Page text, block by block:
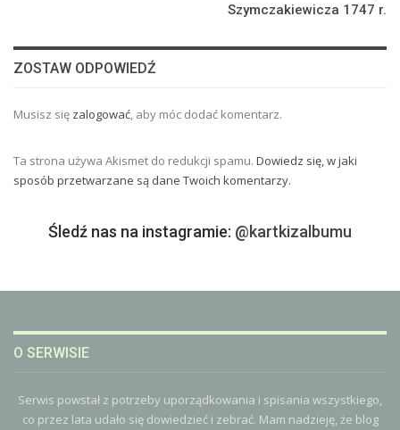
Szymczakiewicza 1747 r.
ZOSTAW ODPOWIEDŹ
Musisz się zalogować, aby móc dodać komentarz.
Ta strona używa Akismet do redukcji spamu. Dowiedz się, w jaki
sposób przetwarzane są dane Twoich komentarzy.
Śledź nas na instagramie: @kartkizalbumu
O SERWISIE
Serwis powstał z potrzeby uporządkowania i spisania wszystkiego,
co przez lata udało się dowiedzieć i zebrać. Mam nadzieję, że blog